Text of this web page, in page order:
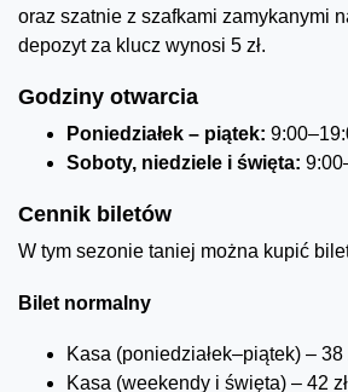
oraz szatnie z szafkami zamykanymi
depozyt za klucz wynosi 5 zł.
Godziny otwarcia
Poniedziałek – piątek:
Soboty, niedziele i święta:
Cennik biletów
W tym sezonie taniej można kupić
Bilet normalny
Kasa (poniedziałek–piątek) – 38
Kasa (weekendy i święta) – 42 zł